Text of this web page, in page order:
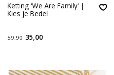
Ketting 'We Are Family' |
Kies je Bedel
59,90 35,00